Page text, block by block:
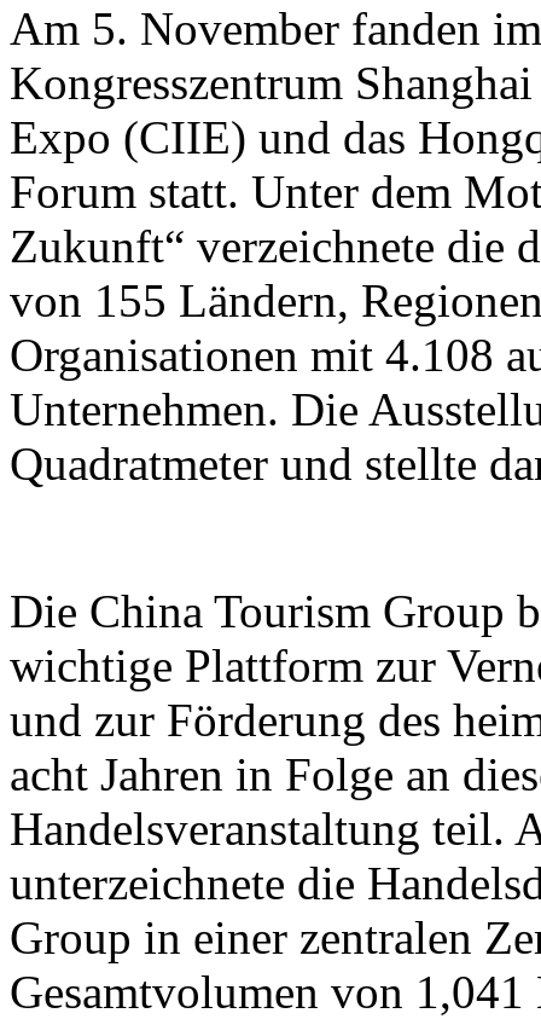
Am 5. November fanden
Kongresszentrum
Expo (CIIE) und das
Forum statt. Unter dem
Zukunft“ verzeichnete die
von 155 Ländern,
Organisationen mit 4.108
Unternehmen. Die
Quadratmeter und stellte
Die China Tourism Group
wichtige Plattform zur
und zur Förderung des
acht Jahren in Folge an
Handelsveranstaltung teil.
unterzeichnete die
Group in einer zentralen
Gesamtvolumen von